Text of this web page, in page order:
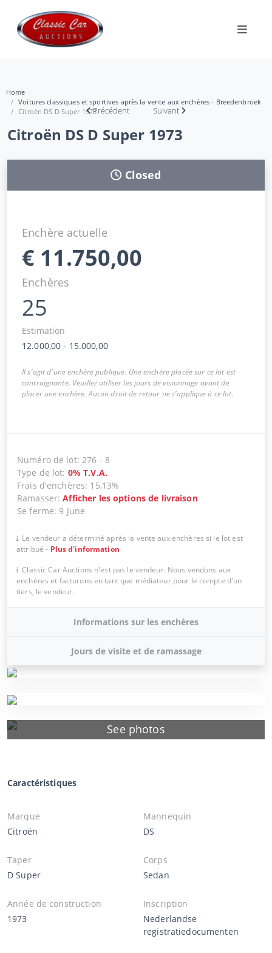
Home
Voitures classiques et sportives après la vente aux enchères - Breedenbroek
Citroën DS D Super 1973Précédent Suivant
Citroën DS D Super 1973
See photos
Closed
Enchère actuelle
€ 11.750,00
Enchères
25
Estimation
12.000,00 - 15.000,00
Il s'agit d'une enchère publique. Une enchère placée sur ce lot est
contraignante. Veuillez utiliser les jours de visionnage avant de
placer une enchère. Aucun droit de retour ne s'applique à ce lot.
Numéro de lot:276 - 8
Type de lot: 0% T.V.A.
Frais d'enchères: 15,13%
Ramasser:Afficher les options de livraison
Se ferme: 9 June
Le vendeur a déterminé après la vente aux enchères si le lot est
attribué - Plus d'information
Classic Car Auctions n'est pas le vendeur. Nous vendons aux
enchères et facturons en tant que médiateur pour le compte d'un
tiers, le vendeur.
Informations sur les enchères
Jours de visite et de ramassage
Caractéristiques
Marque
Citroën
Mannequin
DS
Taper
D Super
Corps
Sedan
Année de construction
1973
Inscription
Nederlandse
registratiedocumenten